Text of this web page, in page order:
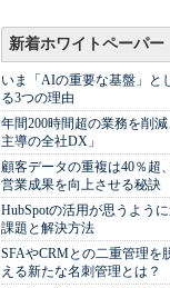
新着ホワイトペーパー
いま「AIの重要な基盤」と
る3つの理由
年間200時間超の業務を削
主導の全社DX」
顧客データの重複は40％超
営業成果を向上させる秘訣
HubSpotの活用が思うよう
課題と解決方法
SFAやCRMとの二重管理を
える新たな名刺管理とは？